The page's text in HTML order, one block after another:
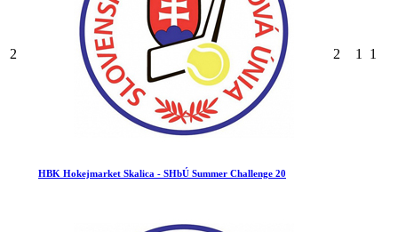
2
HBK Hokejmarket Skalica - SHbÚ Summer Challenge 20
2 1 1